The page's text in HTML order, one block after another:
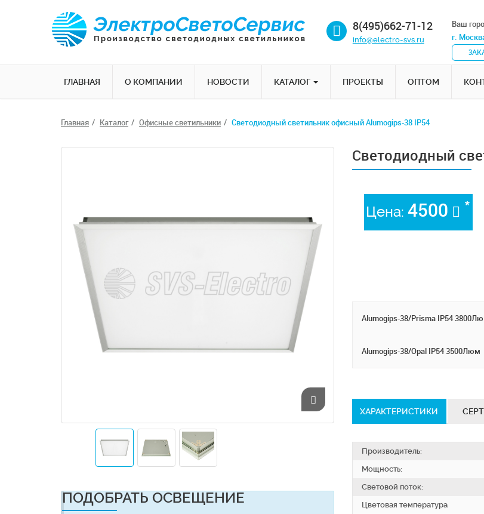
8(495)662-71-12
info@electro-svs.ru
Ваш
г.
ГЛАВНАЯ О КОМПАНИИ НОВОСТИ КАТАЛОГ ПРОЕКТЫ ОПТОМ
Главная Каталог Офисные светильники Светодиодный светильник офисный Alumogips-38 IP54
ПОДОБРАТЬ ОСВЕЩЕНИЕ
Светодиодный
Цена: 4500 *
Alumogips-38/Prisma IP54
Alumogips-38/Opal IP54 3500Люм
ХАРАКТЕРИСТИКИ
Производитель:
Мощность:
Световой поток:
Цветовая температура